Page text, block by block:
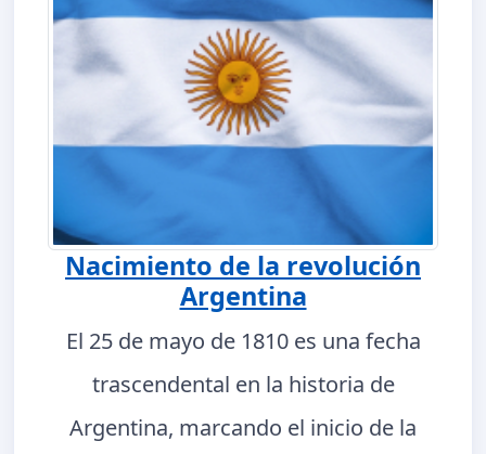
Nacimiento de la revolución
Argentina
El 25 de mayo de 1810 es una fecha
trascendental en la historia de
Argentina, marcando el inicio de la